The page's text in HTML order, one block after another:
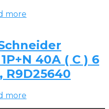
more
40А ( C ) 6
R9D25640
more